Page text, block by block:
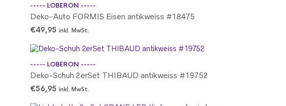
----- LOBERON -----
Deko-Auto FORMIS Eisen antikweiss #18475
€49,95 inkl. MwSt.
----- LOBERON -----
Deko-Schuh 2erSet THIBAUD antikweiss #19752
€56,95 inkl. MwSt.